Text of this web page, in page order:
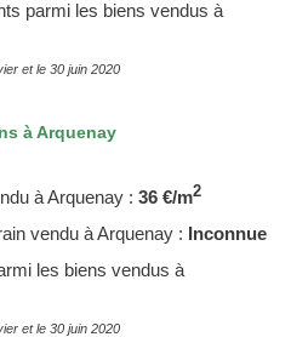
parmi les biens vendus à
et le 30 juin 2020
à Arquenay
à Arquenay : 36 €/m2
vendu à Arquenay : Inconnue
les biens vendus à
et le 30 juin 2020